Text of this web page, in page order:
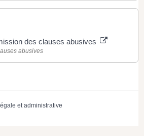
des clauses abusives
abusives
et administrative